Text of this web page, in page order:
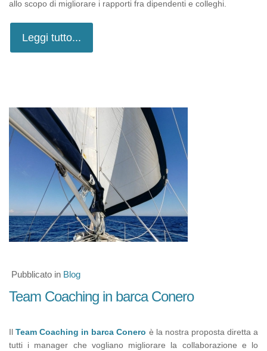
allo scopo di migliorare i rapporti fra dipendenti e colleghi.
Leggi tutto...
Pubblicato in Blog
Team Coaching in barca Conero
IlTeam Coaching in barca Conero è la nostra proposta diretta a
tutti i manager che vogliano migliorare la collaborazione e lo